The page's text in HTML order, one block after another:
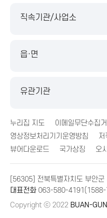
직속기관/사업소
읍·면
유관기관
누리집 지도 이메일무단수집
영상정보처리기기운영방침
저
뷰어다운로드
국가상징 오
[56305] 전북특별자치도 부안군
대표전화063-580-4191(1588-
Copyright ⓒ 2022 BUAN-